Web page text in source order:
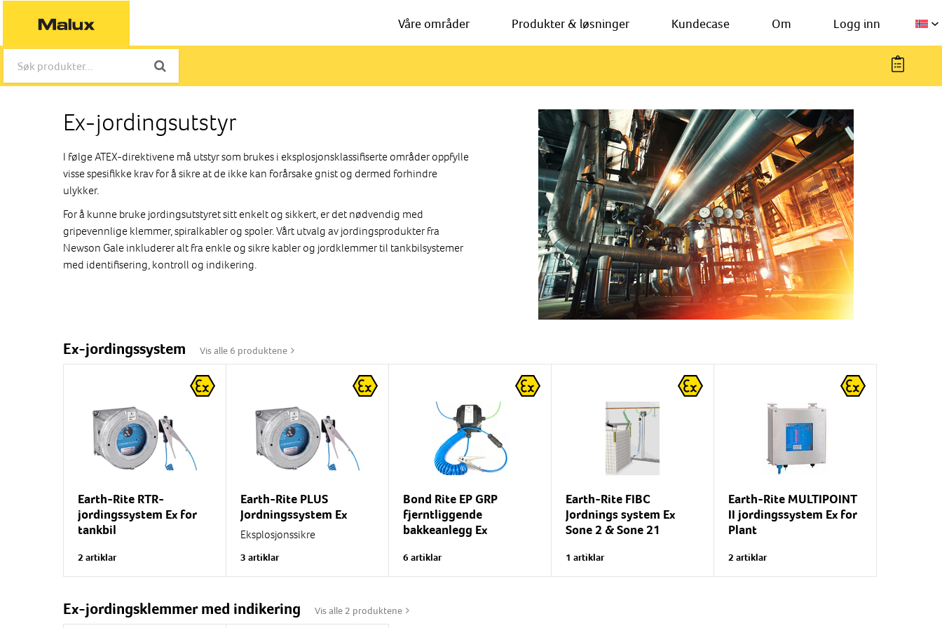
Våre områder Produkter & løsninger Kundecase Om Logg inn
Ex-jordingsutstyr
I følge ATEX-direktivene må utstyr som brukes i eksplosjonsklassifiserte områder oppfylle
visse spesifikke krav for å sikre at de ikke kan forårsake gnist og dermed forhindre
ulykker.
For å kunne bruke jordingsutstyret sitt enkelt og sikkert, er det nødvendig med
gripevennlige klemmer, spiralkabler og spoler. Vårt utvalg av jordingsprodukter fra
Newson Gale inkluderer alt fra enkle og sikre kabler og jordklemmer til tankbilsystemer
med identifisering, kontroll og indikering.
Ex-jordingssystem Vis alle 6 produktene
Earth-Rite RTR-
jordingssystem Ex for
tankbil
jordingssystem med tankbil-
identifikasjon og overvåking
Leder bort statisk elektrisitet
ved...
2 artiklar
Earth-Rite PLUS
Jordningssystem Ex
Eksplosjonssikre
og røde blinkende lysdioder
for å indikere god
jord krets....
3 artiklar
Bond Rite EP GRP
fjerntliggende
bakkeanlegg Ex
eller objekter. For 230 V
strømforsyning. Velg
plassering i eller utenfor...
6 artiklar
Earth-Rite FIBC
Jordnings system Ex
Sone 2 & Sone 21
jordingssystem Earth-Rite®
FIBC-system med
1 artiklar
Earth-Rite MULTIPOINT
II jordingssystem Ex for
Plant
anlegget ditt. Alle de 8
kanalene har en
2 artiklar
Ex-jordingsklemmer med indikering Vis alle 2 produktene